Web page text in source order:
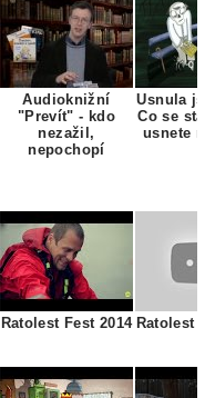
Audioknižní
"Prevít" - kdo
nezažil,
nepochopí
Usnula
Co se
usnete
Ratolest Fest 2014 Ratolest